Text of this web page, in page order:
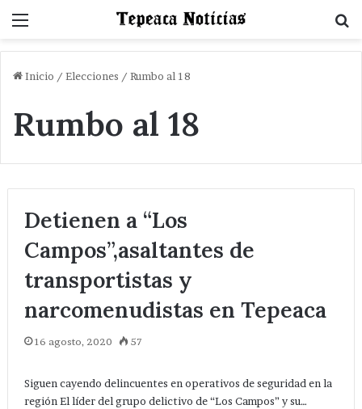
Menu
Inicio / Elecciones / Rumbo al 18
Rumbo al 18
Detienen a “Los
Campos”,asaltantes de
transportistas y
narcomenudistas en Tepeaca
16 agosto, 2020 57
Siguen cayendo delincuentes en operativos de seguridad en la
región El líder del grupo delictivo de “Los Campos” y su…